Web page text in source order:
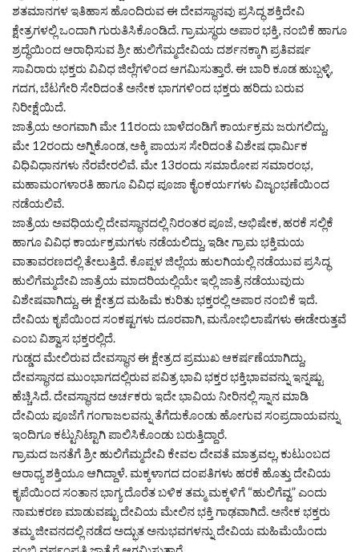
ಶತಮಾನಗಳ ಇತಿಹಾಸ ಹೊಂದಿರುವ ಈ ದೇವಸ್ಥಾನವು ಪ್ರಸಿದ್ಧ ಶಕ್ತಿದೇವಿ
ಕ್ಷೇತ್ರಗಳಲ್ಲಿ ಒಂದಾಗಿ ಗುರುತಿಸಿಕೊಂಡಿದೆ. ಗ್ರಾಮಸ್ಥರು ಅಪಾರ ಭಕ್ತಿ, ನಂಬಿಕೆ ಹಾಗೂ
ಶ್ರದ್ಧೆಯಿಂದ ಆರಾಧಿಸುವ ಶ್ರೀ ಹುಲಿಗೆಮ್ಮದೇವಿಯ ದರ್ಶನಕ್ಕಾಗಿ ಪ್ರತಿವರ್ಷ
ಸಾವಿರಾರು ಭಕ್ತರು ವಿವಿಧ ಜಿಲ್ಲೆಗಳಿಂದ ಆಗಮಿಸುತ್ತಾರೆ. ಈ ಬಾರಿ ಕೂಡ ಹುಬ್ಬಳ್ಳಿ,
ಗದಗ, ಬೆಟಗೇರಿ ಸೇರಿದಂತೆ ಅನೇಕ ಭಾಗಗಳಿಂದ ಭಕ್ತರು ಹರಿದು ಬರುವ
ನಿರೀಕ್ಷೆಯಿದೆ.
ಜಾತ್ರೆಯ ಅಂಗವಾಗಿ ಮೇ 11ರಂದು ಬಾಳೆದಂಡಿಗೆ ಕಾರ್ಯಕ್ರಮ ಜರುಗಲಿದ್ದು,
ಮೇ 12ರಂದು ಅಗ್ನಿಕೊಂಡ, ಅಕ್ಕಿ ಪಾಯಸ ಸೇರಿದಂತೆ ವಿಶೇಷ ಧಾರ್ಮಿಕ
ವಿಧಿವಿಧಾನಗಳು ನೆರವೇರಲಿವೆ. ಮೇ 13ರಂದು ಸಮಾರೋಪ ಸಮಾರಂಭ,
ಮಹಾಮಂಗಳಾರತಿ ಹಾಗೂ ವಿವಿಧ ಪೂಜಾ ಕೈಂಕರ್ಯಗಳು ವಿಜೃಂಭಣೆಯಿಂದ
ನಡೆಯಲಿವೆ.
ಜಾತ್ರೆಯ ಅವಧಿಯಲ್ಲಿ ದೇವಸ್ಥಾನದಲ್ಲಿ ನಿರಂತರ ಪೂಜೆ, ಅಭಿಷೇಕ, ಹರಕೆ ಸಲ್ಲಿಕೆ
ಹಾಗೂ ವಿವಿಧ ಕಾರ್ಯಕ್ರಮಗಳು ನಡೆಯಲಿದ್ದು, ಇಡೀ ಗ್ರಾಮ ಭಕ್ತಿಮಯ
ವಾತಾವರಣದಲ್ಲಿ ತೇಲುತ್ತಿದೆ. ಕೊಪ್ಪಳ ಜಿಲ್ಲೆಯ ಹುಲಗಿಯಲ್ಲಿ ನಡೆಯುವ ಪ್ರಸಿದ್ಧ
ಹುಲಿಗೆಮ್ಮದೇವಿ ಜಾತ್ರೆಯ ಮಾದರಿಯಲ್ಲಿಯೇ ಇಲ್ಲಿ ಜಾತ್ರೆ ನಡೆಯುವುದು
ವಿಶೇಷವಾಗಿದ್ದು, ಈ ಕ್ಷೇತ್ರದ ಮಹಿಮೆ ಕುರಿತು ಭಕ್ತರಲ್ಲಿ ಅಪಾರ ನಂಬಿಕೆ ಇದೆ.
ದೇವಿಯ ಕೃಪೆಯಿಂದ ಸಂಕಷ್ಟಗಳು ದೂರವಾಗಿ, ಮನೋಭಿಲಾಷೆಗಳು ಈಡೇರುತ್ತವೆ
ಎಂಬ ವಿಶ್ವಾಸ ಭಕ್ತರಲ್ಲಿದೆ.
ಗುಡ್ಡದ ಮೇಲಿರುವ ದೇವಸ್ಥಾನ ಈ ಕ್ಷೇತ್ರದ ಪ್ರಮುಖ ಆಕರ್ಷಣೆಯಾಗಿದ್ದು,
ದೇವಸ್ಥಾನದ ಮುಂಭಾಗದಲ್ಲಿರುವ ಪವಿತ್ರ ಭಾವಿ ಭಕ್ತರ ಭಕ್ತಿಭಾವವನ್ನು ಇನ್ನಷ್ಟು
ಹೆಚ್ಚಿಸಿದೆ. ದೇವಸ್ಥಾನದ ಅರ್ಚಕರು ಇದೇ ಭಾವಿಯ ನೀರಿನಲ್ಲಿ ಸ್ನಾನ ಮಾಡಿ
ದೇವಿಯ ಪೂಜೆಗೆ ಗಂಗಾಜಲವನ್ನು ತೆಗೆದುಕೊಂಡು ಹೋಗುವ ಸಂಪ್ರದಾಯವನ್ನು
ಇಂದಿಗೂ ಕಟ್ಟುನಿಟ್ಟಾಗಿ ಪಾಲಿಸಿಕೊಂಡು ಬರುತ್ತಿದ್ದಾರೆ.
ಗ್ರಾಮದ ಜನತೆಗೆ ಶ್ರೀ ಹುಲಿಗೆಮ್ಮದೇವಿ ಕೇವಲ ದೇವತೆ ಮಾತ್ರವಲ್ಲ, ಕುಟುಂಬದ
ಆರಾಧ್ಯ ಶಕ್ತಿಯೂ ಆಗಿದ್ದಾಳೆ. ಮಕ್ಕಳಾಗದ ದಂಪತಿಗಳು ಹರಕೆ ಹೊತ್ತು ದೇವಿಯ
ಕೃಪೆಯಿಂದ ಸಂತಾನ ಭಾಗ್ಯ ದೊರೆತ ಬಳಿಕ ತಮ್ಮ ಮಕ್ಕಳಿಗೆ “ಹುಲಿಗೆವ್ವ” ಎಂದು
ನಾಮಕರಣ ಮಾಡುವಷ್ಟು ದೇವಿಯ ಮೇಲಿನ ಭಕ್ತಿ ಗಾಢವಾಗಿದೆ. ಅನೇಕ ಭಕ್ತರು
ತಮ್ಮ ಜೀವನದಲ್ಲಿ ನಡೆದ ಅದ್ಭುತ ಅನುಭವಗಳನ್ನು ದೇವಿಯ ಮಹಿಮೆಯೆಂದು